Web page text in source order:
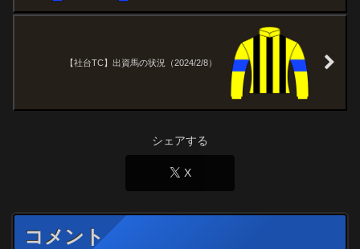
【社台TC】出資馬の状況（2024/2/8）
シェアする
X
コメント